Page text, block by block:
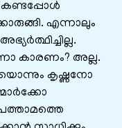
കണ്ടപ്പോള്‍
എന്നാലും
കാരണം? അല്ല.
കൃഷ്ണനോ
പത്താമത്തെ